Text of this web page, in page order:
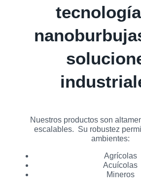
Nuestros productos son
escalables. Su robustez
ambientes:
Agrícolas
Acuícolas
Mineros